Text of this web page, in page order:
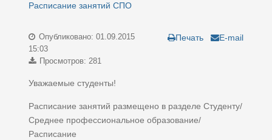
Расписание занятий СПО
Печать E-mail
Опубликовано: 01.09.2015
15:03
Просмотров: 281
Уважаемые студенты!
Расписание занятий размещено в разделе Студенту/
Среднее профессиональное образование/
Расписание